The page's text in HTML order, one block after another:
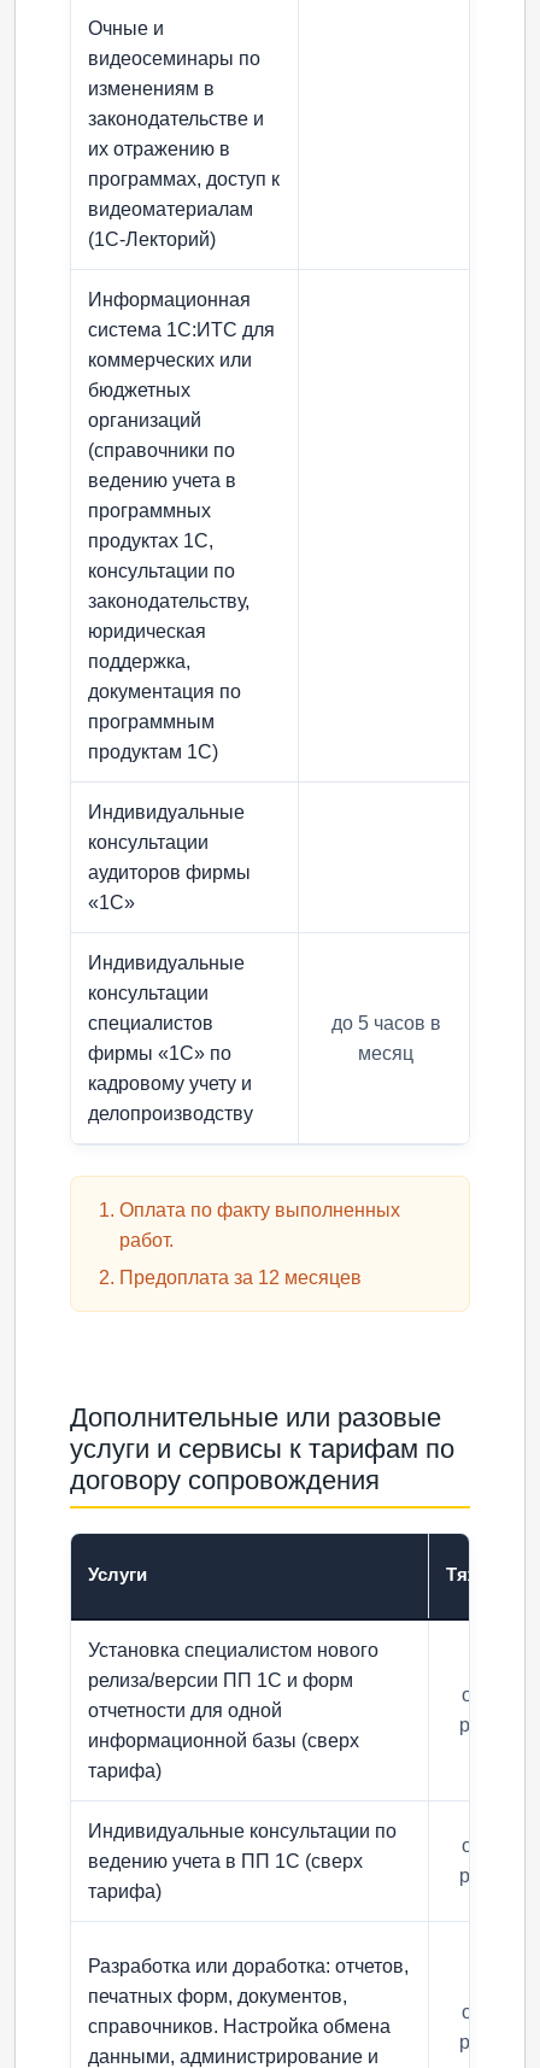
Очные и
видеосеминары по
изменениям в
законодательстве и
их отражению в
программах, доступ к
видеоматериалам
(1С-Лекторий)
Информационная
система 1С:ИТС для
коммерческих или
бюджетных
организаций
(справочники по
ведению учета в
программных
продуктах 1С,
консультации по
законодательству,
юридическая
поддержка,
документация по
программным
продуктам 1С)
Индивидуальные
консультации
аудиторов фирмы
«1С»
Индивидуальные
консультации
специалистов
фирмы «1С» по
кадровому учету и
делопроизводству
до 5 часов в
месяц
Оплата по факту выполненных
работ.
Предоплата за 12 месяцев
Дополнительные или разовые
услуги и сервисы к тарифам по
договору сопровождения
Услуги
Установка специалистом нового
релиза/версии ПП 1С и форм
отчетности для одной
информационной базы (сверх
тарифа)
от 3270
руб/ час
Индивидуальные консультации по
ведению учета в ПП 1С (сверх
тарифа)
от 3270
руб/ час
Разработка или доработка: отчетов,
печатных форм, документов,
справочников. Настройка обмена
данными, администрирование и
от 3270
руб/ час